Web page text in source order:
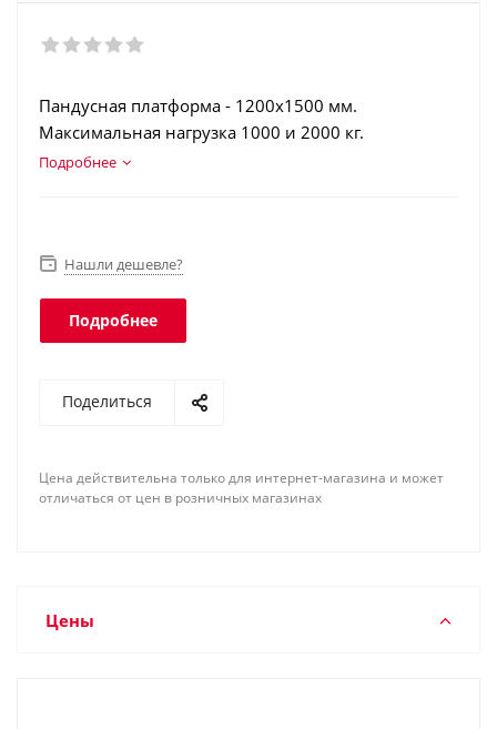
Пандусная платформа - 1200х1500 мм.
Максимальная нагрузка 1000 и 2000 кг.
Нержавеющая сталь. Аккумулятор. Печать отчетов.
Подробнее
Нашли дешевле?
Подробнее
Поделиться
Цена действительна только для интернет-магазина и может
отличаться от цен в розничных магазинах
Цены